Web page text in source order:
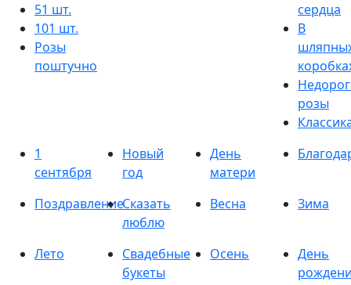
51 шт.
101 шт.
Розы
поштучно
сердца
В
розы
1
сентября
Новый
год
День
матери
ПоздравлениеСказать
люблю
Весна Зима
Лето
Свадебные
букеты
Осень
День